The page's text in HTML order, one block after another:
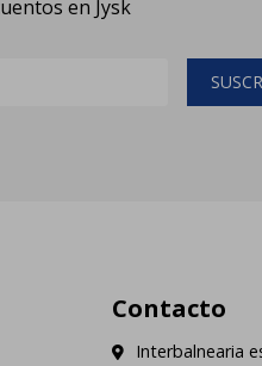
en Jysk
Contacto
Interbalnearia